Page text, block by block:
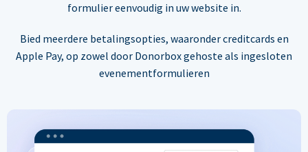
formulier eenvoudig in uw website in.
Bied meerdere betalingsopties, waaronder creditcards en
Apple Pay, op zowel door Donorbox gehoste als ingesloten
evenementformulieren